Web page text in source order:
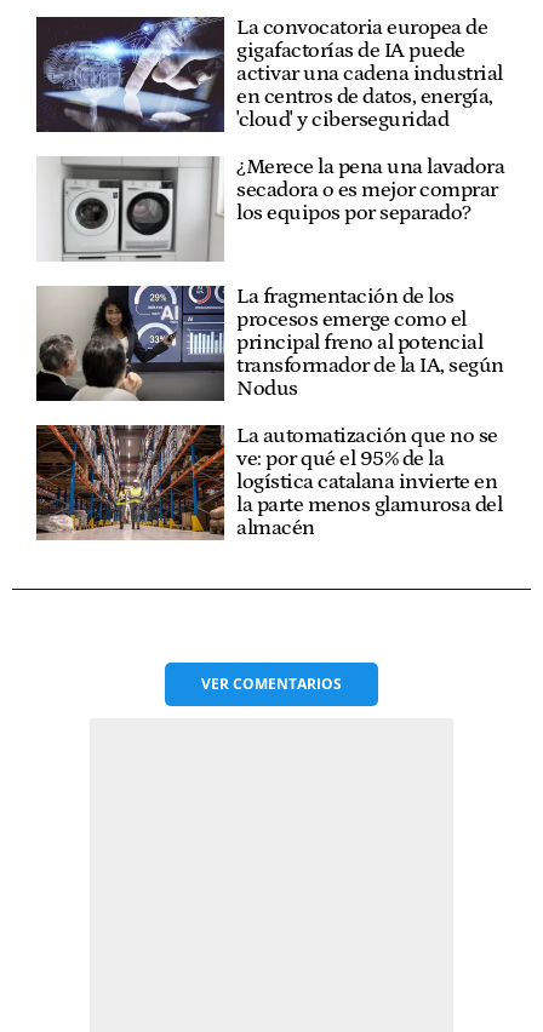
La convocatoria europea de
gigafactorías de IA puede
activar una cadena industrial
en centros de datos, energía,
'cloud' y ciberseguridad
¿Merece la pena una lavadora
secadora o es mejor comprar
los equipos por separado?
La fragmentación de los
procesos emerge como el
principal freno al potencial
transformador de la IA, según
Nodus
La automatización que no se
ve: por qué el 95% de la
logística catalana invierte en
la parte menos glamurosa del
almacén
VERCOMENTARIOS